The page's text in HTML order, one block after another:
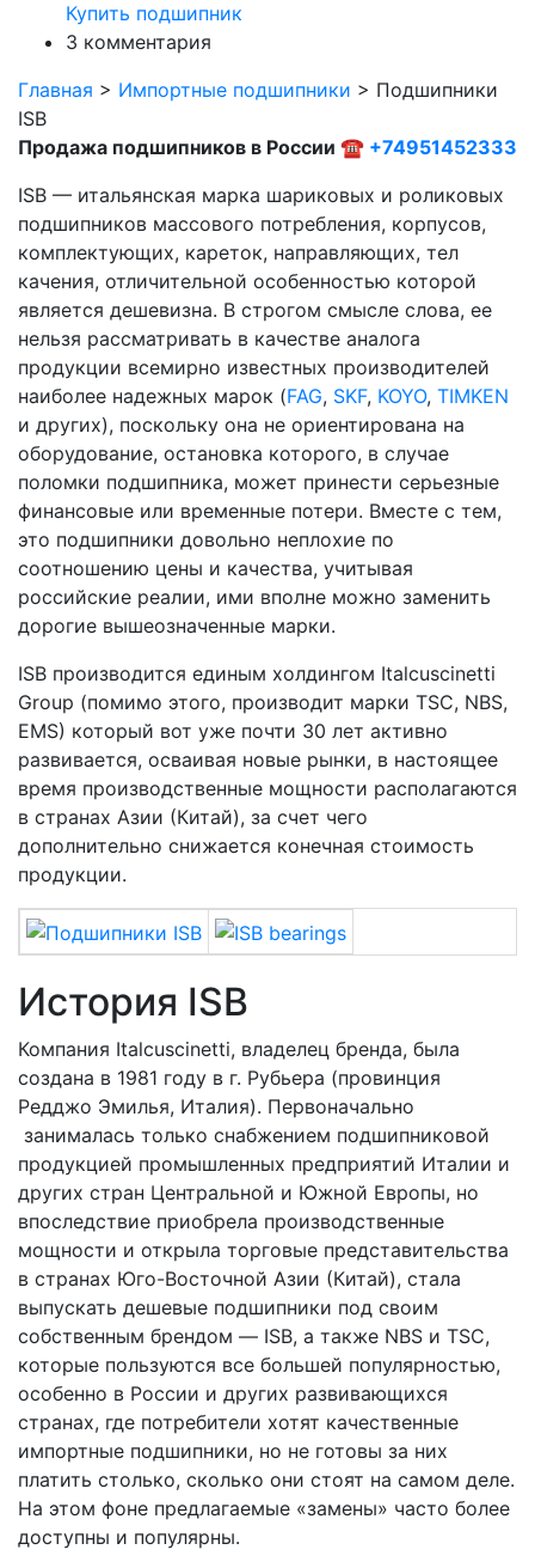
Купить подшипник
3 комментария
Главная > Импортные подшипники > Подшипники
ISB
Продажа подшипников в России ☎ +74951452333
ISB — итальянская марка шариковых и роликовых
подшипников массового потребления, корпусов,
комплектующих, кареток, направляющих, тел
качения, отличительной особенностью которой
является дешевизна. В строгом смысле слова, ее
нельзя рассматривать в качестве аналога
продукции всемирно известных производителей
наиболее надежных марок (FAG, SKF, KOYO, TIMKEN
и других), поскольку она не ориентирована на
оборудование, остановка которого, в случае
поломки подшипника, может принести серьезные
финансовые или временные потери. Вместе с тем,
это подшипники довольно неплохие по
соотношению цены и качества, учитывая
российские реалии, ими вполне можно заменить
дорогие вышеозначенные марки.
ISB производится единым холдингом Italcuscinetti
Group (помимо этого, производит марки TSC, NBS,
EMS) который вот уже почти 30 лет активно
развивается, осваивая новые рынки, в настоящее
время производственные мощности располагаются
в странах Азии (Китай), за счет чего
дополнительно снижается конечная стоимость
продукции.
История ISB
Компания Italcuscinetti, владелец бренда, была
создана в 1981 году в г. Рубьера (провинция
Редджо Эмилья, Италия). Первоначально
занималась только снабжением подшипниковой
продукцией промышленных предприятий Италии и
других стран Центральной и Южной Европы, но
впоследствие приобрела производственные
мощности и открыла торговые представительства
в странах Юго-Восточной Азии (Китай), стала
выпускать дешевые подшипники под своим
собственным брендом — ISB, а также NBS и TSC,
которые пользуются все большей популярностью,
особенно в России и других развивающихся
странах, где потребители хотят качественные
импортные подшипники, но не готовы за них
платить столько, сколько они стоят на самом деле.
На этом фоне предлагаемые «замены» часто более
доступны и популярны.